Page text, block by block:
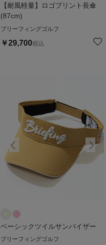
【耐風軽量】ロゴプリント長傘
(87cm)
ブリーフィングゴルフ
￥29,700税込
ベーシックツイルサンバイザー
ブリーフィングゴルフ